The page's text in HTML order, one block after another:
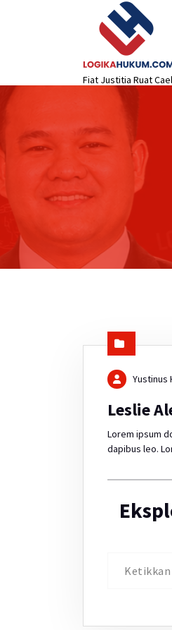
Fiat Justitia Ruat
Yustinus
Leslie
Lorem ipsum
dapibus leo.